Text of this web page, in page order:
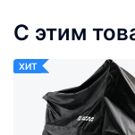
С этим
ХИТ